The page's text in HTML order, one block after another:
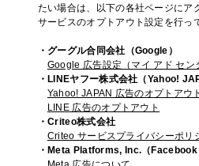
たい場合は、以下の各社ページにア
サービスのオプトアウト設定を行っ
・グーグル合同会社（Google）
Google 広告設定（マイ アド セン
・LINEヤフー株式会社（Yahoo!
Yahoo! JAPAN 広告のオプトアウト
LINE 広告のオプトアウト
・Criteo株式会社
Criteo サービスプライバシーポリ
・Meta Platforms, Inc.（Facebook